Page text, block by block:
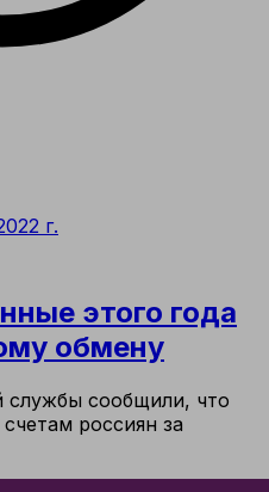
г.
этого года
обмену
службы сообщили, что
россиян за